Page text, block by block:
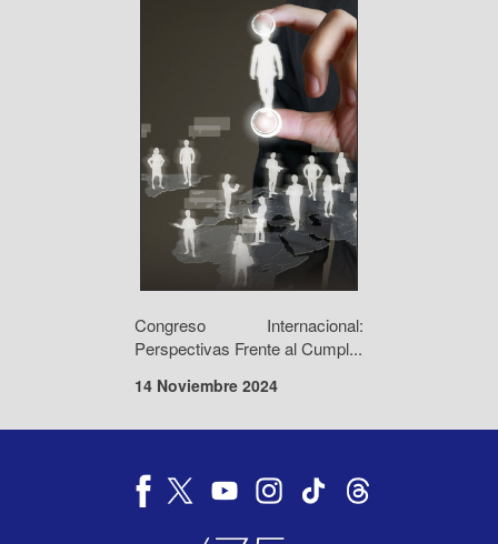
Congreso Internacional:
Perspectivas Frente al Cumpl...
14 Noviembre 2024